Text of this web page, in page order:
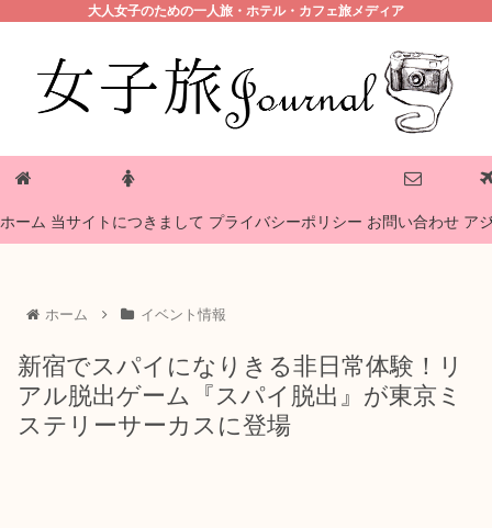
大人女子のための一人旅・ホテル・カフェ旅メディア
ホーム 当サイトにつきまして プライバシーポリシー お問い合わせ ア
ホーム イベント情報
新宿でスパイになりきる非日常体験！リ
アル脱出ゲーム『スパイ脱出』が東京ミ
ステリーサーカスに登場